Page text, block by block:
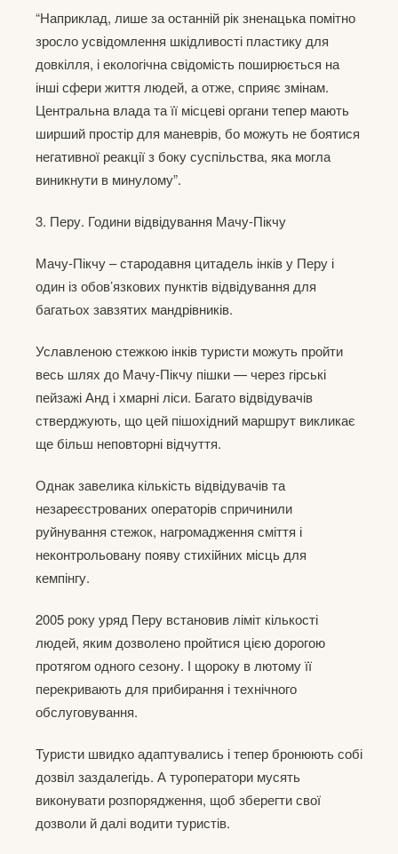
“Наприклад, лише за останній рік зненацька помітно
зросло усвідомлення шкідливості пластику для
довкілля, і екологічна свідомість поширюється на
інші сфери життя людей, а отже, сприяє змінам.
Центральна влада та її місцеві органи тепер мають
ширший простір для маневрів, бо можуть не боятися
негативної реакції з боку суспільства, яка могла
виникнути в минулому”.
3. Перу. Години відвідування Мачу-Пікчу
Мачу-Пікчу – стародавня цитадель інків у Перу і
один із обов’язкових пунктів відвідування для
багатьох завзятих мандрівників.
Уславленою стежкою інків туристи можуть пройти
весь шлях до Мачу-Пікчу пішки — через гірські
пейзажі Анд і хмарні ліси. Багато відвідувачів
стверджують, що цей пішохідний маршрут викликає
ще більш неповторні відчуття.
Однак завелика кількість відвідувачів та
незареєстрованих операторів спричинили
руйнування стежок, нагромадження сміття і
неконтрольовану появу стихійних місць для
кемпінгу.
2005 року уряд Перу встановив ліміт кількості
людей, яким дозволено пройтися цією дорогою
протягом одного сезону. І щороку в лютому її
перекривають для прибирання і технічного
обслуговування.
Туристи швидко адаптувались і тепер бронюють собі
дозвіл заздалегідь. А туроператори мусять
виконувати розпорядження, щоб зберегти свої
дозволи й далі водити туристів.